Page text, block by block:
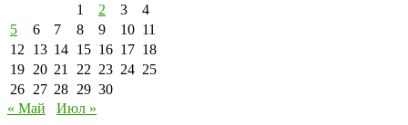
1
2 3
4
5
6 7 8 9 10 11
12
13 14 15 16 17 18
19 20 21 22 23 24 25
26 27 28 29 30
« Май
Июл »